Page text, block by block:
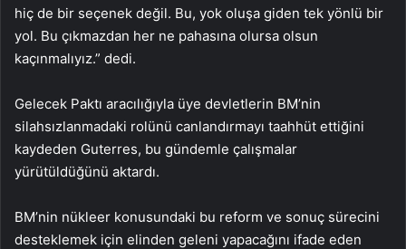
hiç de bir seçenek değil. Bu, yok oluşa giden tek yönlü bir
yol. Bu çıkmazdan her ne pahasına olursa olsun
kaçınmalıyız.” dedi.
Gelecek Paktı aracılığıyla üye devletlerin BM’nin
silahsızlanmadaki rolünü canlandırmayı taahhüt ettiğini
kaydeden Guterres, bu gündemle çalışmalar
yürütüldüğünü aktardı.
BM’nin nükleer konusundaki bu reform ve sonuç sürecini
desteklemek için elinden geleni yapacağını ifade eden